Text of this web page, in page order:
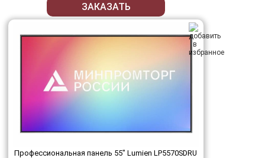
ЗАКАЗАТЬ
Профессиональная панель 55" Lumien LP5570SDRU